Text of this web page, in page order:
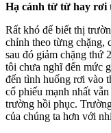
Hạ cánh từ từ hay rơi
Rất khó để biết thị
chỉnh theo từng chặng,
sau đó giảm chặng
tôi chưa nghĩ đến mức
đến tình huống rơi vào
cổ phiếu mạnh nhất
trường hồi phục.
của chúng ta hơn với